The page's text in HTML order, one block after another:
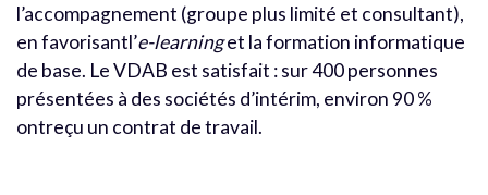
l’accompagnement (groupe plus limité et consultant),
en favorisantl’e-learninget la formation informatique
de base. Le VDAB est satisfait : sur 400 personnes
présentées à des sociétés d’intérim, environ 90 %
ontreçu un contrat de travail.